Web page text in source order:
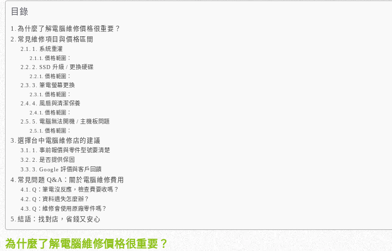
目錄
為什麼了解電腦維修價格很重要？
常見維修項目與價格區間
1. 系統重灌
價格範圍：
2. SSD 升級 / 更換硬碟
價格範圍：
3. 筆電螢幕更換
價格範圍：
4. 風扇與清潔保養
價格範圍：
5. 電腦無法開機 / 主機板問題
價格範圍：
選擇台中電腦維修店的建議
1. 事前報價與零件型號要清楚
2. 是否提供保固
3. Google 評價與客戶回饋
常見問題 Q&A：關於電腦維修費用
Q：筆電沒反應，檢查費要收嗎？
Q：資料遺失怎麼辦？
Q：維修會使用原廠零件嗎？
結語：找對店，省錢又安心
為什麼了解電腦維修價格很重要？